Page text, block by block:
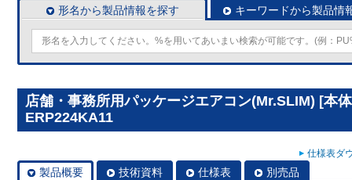
形名から製品情報を探す キーワードから製品情
店舗・事務所用パッケージエアコン(Mr.SLIM) [本
ERP224KA11
仕様表ダ
製品概要 技術資料 仕様表 別売品